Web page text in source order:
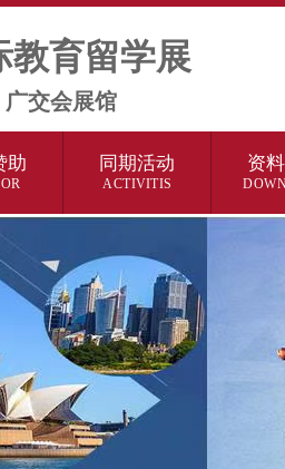
教育留学展
交会展馆
助 同期活动
ACTIVITIS
资